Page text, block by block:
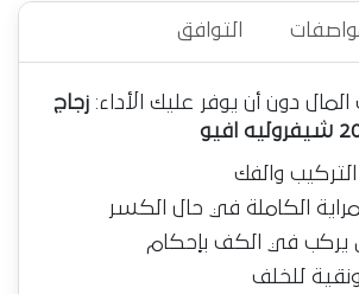
التوافق
دون أن يوفر عليك الأداء: زجاج
والفك
الكاملة في حال الكسر
في الكف بإحكام
للخلف